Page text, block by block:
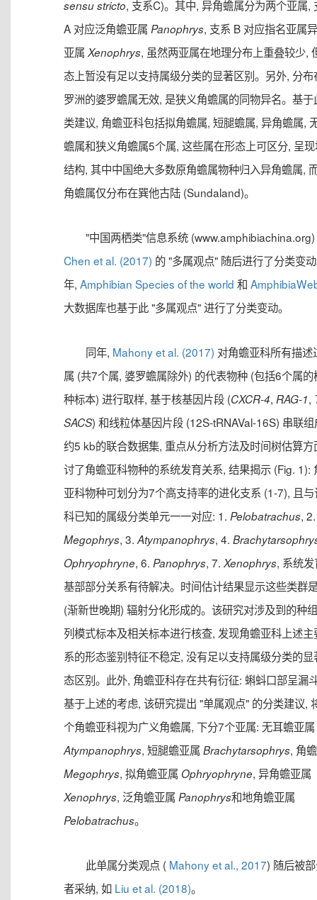
sensu stricto, 支系C)。其中, 异角蟾属分为两个亚属,
A 对应泛角蟾亚属 Panophrys, 支系 B 对应指名亚属
亚属 Xenophrys, 虽然两亚属在地理分布上重叠较少,
态上暂没有足以支持属级分类的显著区别。另外, 分布
罗洲的婆罗蟾属无效, 是狭义角蟾属的同物异名。基于
类建议, 角蟾亚科包括拟角蟾属, 短腿蟾属, 异角蟾属,
蟾属和狭义角蟾属5个属, 这些属在形态上可区分, 呈
结构, 其中中国绝大多数原角蟾属物种归入异角蟾属,
角蟾属仅分布在巽他古陆 (Sundaland)。
"中国两栖类"信息系统
Chen et al. (2017) 的 "多属观点" 随后进行了分类变
年, Amphibian Species of the world 和
大数据库也基于此 "多属观点" 进行了分类变动。
同年, Mahony et al. (2017) 对角蟾亚科所有描述
属 (共7个属, 婆罗蟾属除外) 的代表物种 (包括6个属的
种标本) 进行取样, 基于核基因片段 (CXCR-4, RAG-1,
SACS) 和线粒体基因片段 (12S-tRNAVal-16S) 串联
约5 kb的联合数据集, 重点从分析方法及时间树估算方
讨了角蟾亚科物种的系统发育关系, 结果揭示 (Fig. 1):
亚科物种可划分为7个高支持率的进化支系 (1-7), 且
科已知的属级分类单元一一对应: 1. Pelobatrachus, 2.
Megophrys, 3. Atympanophrys, 4.
Ophryophryne, 6. Panophrys, 7. Xenophrys, 系统
基部部分关系有待解决。时间估计结果显示这些类群
(渐新世晚期) 辐射分化形成的。该研究对涉及到的种
列模式标本及相关标本进行核查, 发现角蟾亚科上述主
系的形态鉴别特征不稳定, 没有足以支持属级分类的显
态区别。此外, 角蟾亚科存在共有衍征: 蝌蚪口部呈漏
基于上述的考虑, 该研究提出 "单属观点" 的分类建议,
个角蟾亚科视为广义角蟾属, 下分7个亚属: 无耳蟾亚属
Atympanophrys, 短腿蟾亚属 Brachytarsophrys, 角
Megophrys, 拟角蟾亚属 Ophryophryne, 异角蟾亚属
Xenophrys, 泛角蟾亚属 Panophrys和地角蟾亚属
Pelobatrachus。
此单属分类观点 (Mahony et al., 2017) 随后被
者采纳, 如 Liu et al. (2018)。